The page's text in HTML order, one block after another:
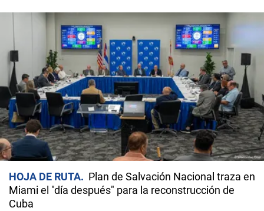
HOJA DE RUTA
Plan de Salvación Nacional traza en
Miami el "día después" para la reconstrucción de
Cuba